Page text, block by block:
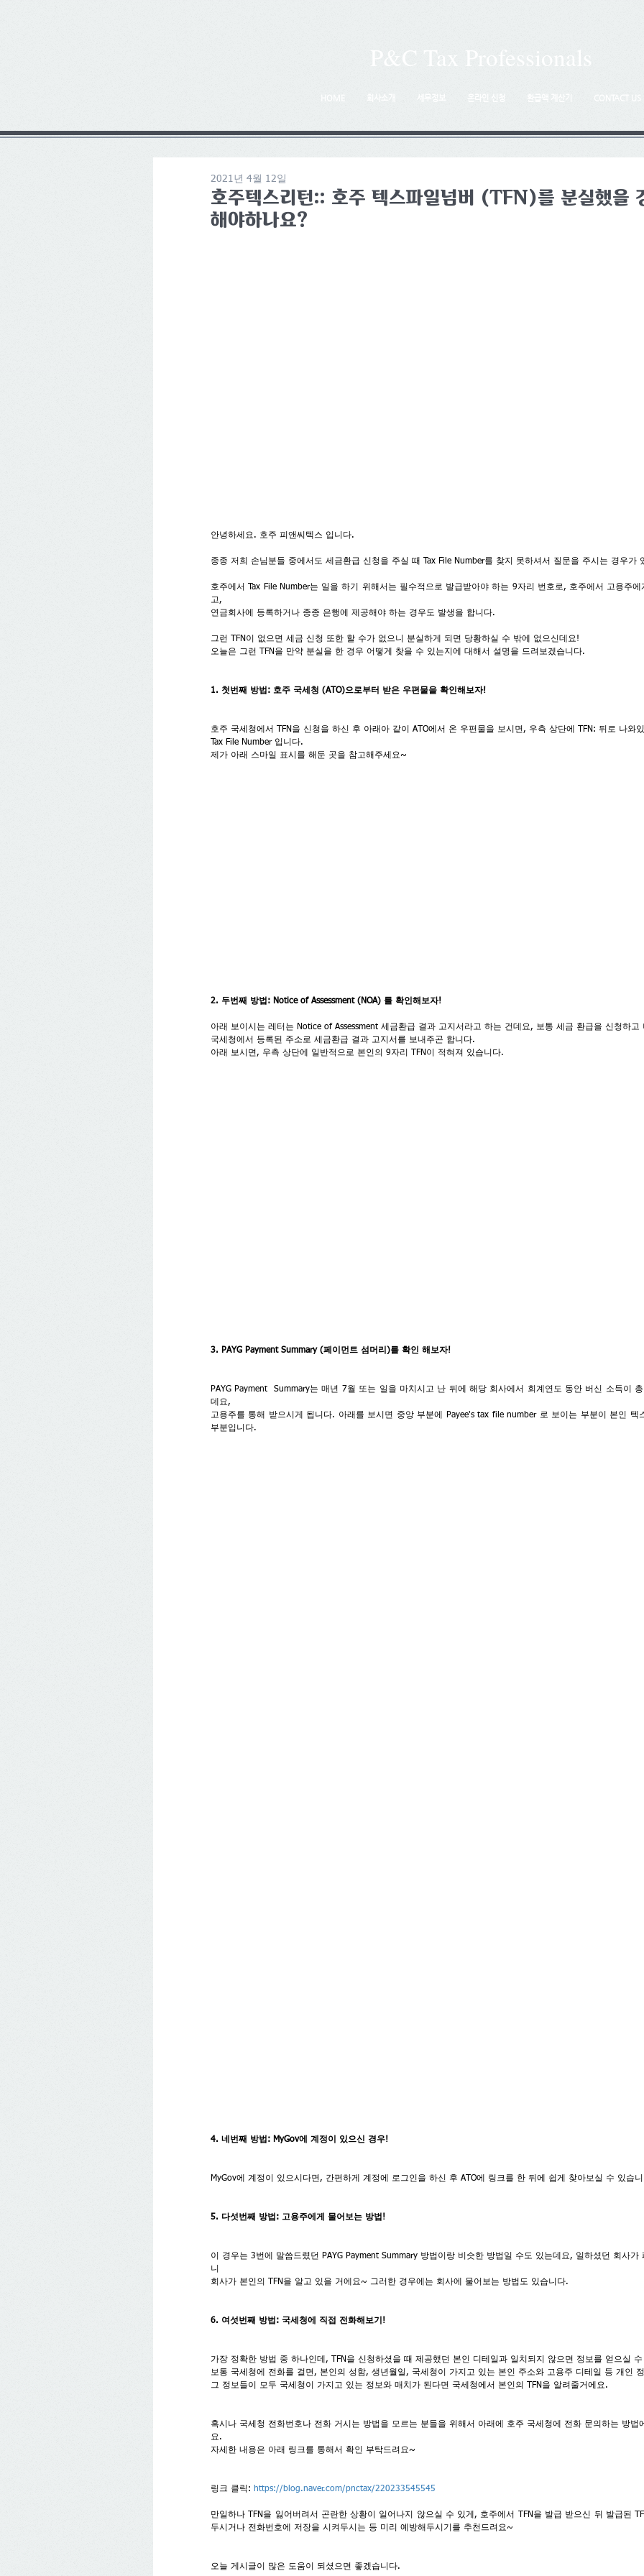
P&C Tax Professionals
HOME 회사소개 세무정보 온라인 신청 환급액 계산기 CONTACT US
호주텍스리턴:: 호주 텍스파일넘버 (TFN)를 분실했을
해야하나요?
2021년 4월 12일
안녕하세요. 호주 피앤씨텍스 입니다.
종종 저희 손님분들 중에서도 세금환급 신청을 주실 때 Tax File Number를 찾지 못하셔서 질문을 주시는 경우가
호주에서 Tax File Number는 일을 하기 위해서는 필수적으로 발급받아야 하는 9자리 번호로, 호주에서 고용주
고,
연금회사에 등록하거나 종종 은행에 제공해야 하는 경우도 발생을 합니다.
그런 TFN이 없으면 세금 신청 또한 할 수가 없으니 분실하게 되면 당황하실 수 밖에 없으신데요!
오늘은 그런 TFN을 만약 분실을 한 경우 어떻게 찾을 수 있는지에 대해서 설명을 드려보겠습니다.
1. 첫번째 방법: 호주 국세청 (ATO)으로부터 받은 우편물을 확인해보자!
호주 국세청에서 TFN을 신청을 하신 후 아래아 같이 ATO에서 온 우편물을 보시면, 우측 상단에 TFN: 뒤로 나와
Tax File Number 입니다.
제가 아래 스마일 표시를 해둔 곳을 참고해주세요~
2. 두번째 방법: Notice of Assessment (NOA) 를 확인해보자!
아래 보이시는 레터는 Notice of Assessment 세금환급 결과 고지서라고 하는 건데요, 보통 세금 환급을 신청하고
국세청에서 등록된 주소로 세금환급 결과 고지서를 보내주곤 합니다.
아래 보시면, 우측 상단에 일반적으로 본인의 9자리 TFN이 적혀져 있습니다.
3. PAYG Payment Summary (페이먼트 섬머리)를 확인 해보자!
PAYG Payment  Summary는 매년 7월 또는 일을 마치시고 난 뒤에 해당 회사에서 회계연도 동안 버신 소득이
데요,
고용주를 통해 받으시게 됩니다. 아래를 보시면 중앙 부분에 Payee's tax file number 로 보이는 부분이 본인 텍
부분입니다.
4. 네번째 방법: MyGov에 계정이 있으신 경우!
MyGov에 계정이 있으시다면, 간편하게 계정에 로그인을 하신 후 ATO에 링크를 한 뒤에 쉽게 찾아보실 수 있습
5. 다섯번째 방법: 고용주에게 물어보는 방법!
이 경우는 3번에 말씀드렸던 PAYG Payment Summary 방법이랑 비슷한 방법일 수도 있는데요, 일하셨던 회사가
니
회사가 본인의 TFN을 알고 있을 거에요~ 그러한 경우에는 회사에 물어보는 방법도 있습니다.
6. 여섯번째 방법: 국세청에 직접 전화해보기!
가장 정확한 방법 중 하나인데, TFN을 신청하셨을 때 제공했던 본인 디테일과 일치되지 않으면 정보를 얻으실
보통 국세청에 전화를 걸면, 본인의 성함, 생년월일, 국세청이 가지고 있는 본인 주소와 고용주 디테일 등 개인
그 정보들이 모두 국세청이 가지고 있는 정보와 매치가 된다면 국세청에서 본인의 TFN을 알려줄거에요.
혹시나 국세청 전화번호나 전화 거시는 방법을 모르는 분들을 위해서 아래에 호주 국세청에 전화 문의하는 방법
요.
자세한 내용은 아래 링크를 통해서 확인 부탁드려요~
링크 클릭: https://blog.naver.com/pnctax/220233545545
만일하나 TFN을 잃어버려서 곤란한 상황이 일어나지 않으실 수 있게, 호주에서 TFN을 발급 받으신 뒤 발급된
두시거나 전화번호에 저장을 시켜두시는 등 미리 예방해두시기를 추천드려요~
오늘 게시글이 많은 도움이 되셨으면 좋겠습니다.